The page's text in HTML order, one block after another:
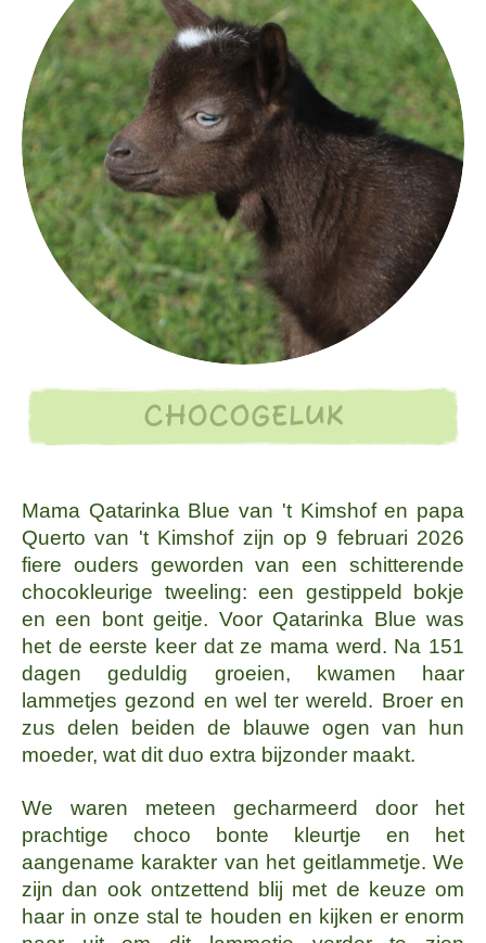
Mama Qatarinka Blue van 't Kimshof en papa
Querto van 't Kimshof zijn op 9 februari 2026
fiere ouders geworden van een schitterende
chocokleurige tweeling: een gestippeld bokje
en een bont geitje. Voor Qatarinka Blue was
het de eerste keer dat ze mama werd. Na 151
dagen geduldig groeien, kwamen haar
lammetjes gezond en wel ter wereld. Broer en
zus delen beiden de blauwe ogen van hun
moeder, wat dit duo extra bijzonder maakt.
We waren meteen gecharmeerd door het
prachtige choco bonte kleurtje en het
aangename karakter van het geitlammetje. We
zijn dan ook ontzettend blij met de keuze om
haar in onze stal te houden en kijken er enorm